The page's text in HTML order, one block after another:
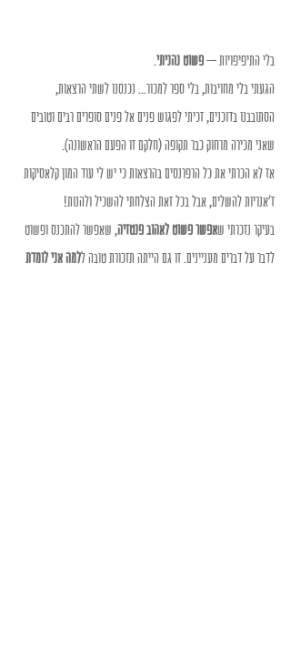
בלי התיפיפויות – פשוט נהניתי.
הגעתי בלי מחויבות, בלי ספר למכור... נכנסנו לשתי הרצאות,
הסתובבנו בדוכנים, זכיתי לפגוש פנים אל פנים סופרים רבים וטובים
שאני מכירה מרחוק כבר תקופה (חלקם זו הפעם הראשונה).
אז לא הכרתי את כל הרפרנסים בהרצאות כי יש לי עוד המון קלאסיקות
ז'אנריות להשלים, אבל בכל זאת הצלחתי להשכיל ולהנות!
בעיקר נזכרתי שאפשר פשוט לאהוב פנטזיה, שאפשר להתכנס ופשוט
לדבר על דברים מעניינים. זו גם הייתה תזכורת טובה ללמה אני לומדת